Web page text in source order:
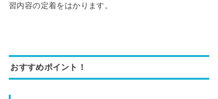
習内容の定着をはかります。
おすすめポイント！